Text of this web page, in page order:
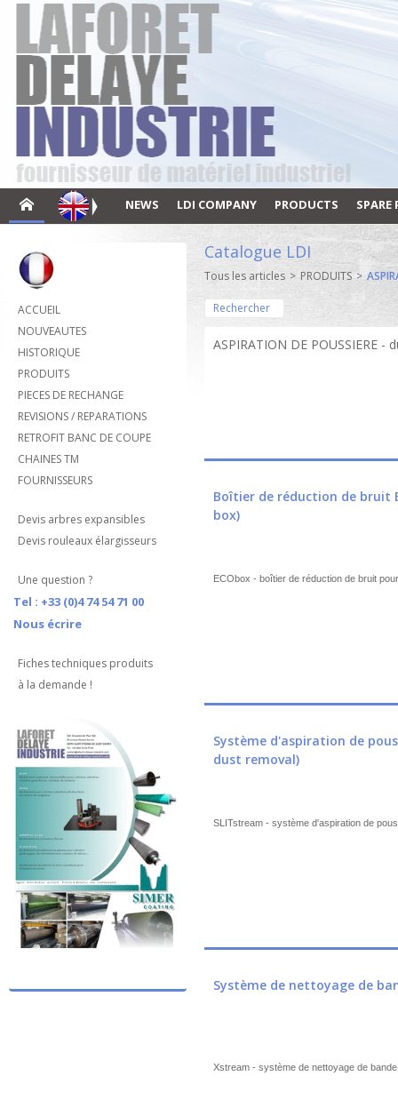
NEWS LDI COMPANY PRODUCTS SPARE
ACCUEIL
NOUVEAUTES
HISTORIQUE
PRODUITS
PIECES DE RECHANGE
REVISIONS / REPARATIONS
RETROFIT BANC DE COUPE
CHAINES TM
FOURNISSEURS
Devis arbres expansibles
Devis rouleaux élargisseurs
Une question ?
Tel : +33 (0)4 74 54 71 00
Nous écrire
Fiches techniques produits
à la demande !
Catalogue LDI
Tous les articles > PRODUITS >
Rechercher
ASPIRATION DE POUSSIERE
Boîtier de réduction de bruit
box)
ECObox - boîtier de réduction de bruit
Système d'aspiration de
dust removal)
SLITstream - système d'aspiration de
Système de nettoyage de
Xstream - système de nettoyage de